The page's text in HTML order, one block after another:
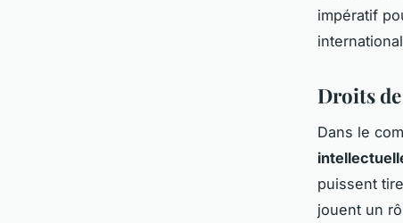
impératif
Droits
Dans le
puissent
jouent un